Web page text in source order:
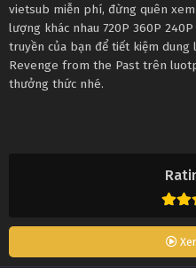
vietsub miễn phí, đừng quên
lượng khác nhau 720P 360P
truyền của bạn để tiết kiệm
Revenge from the Past trên
thưởng thức nhé.